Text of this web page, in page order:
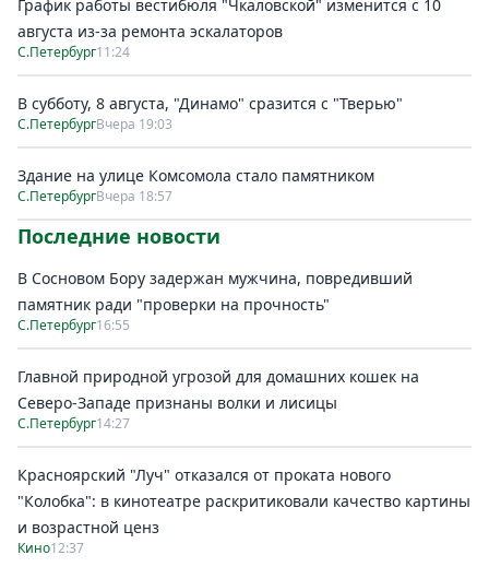
График работы вестибюля "Чкаловской" изменится с 10
августа из-за ремонта эскалаторов
С.Петербург11:24
В субботу, 8 августа, "Динамо" сразится с "Тверью"
С.ПетербургВчера 19:03
Здание на улице Комсомола стало памятником
С.ПетербургВчера 18:57
Последние новости
В Сосновом Бору задержан мужчина, повредивший
памятник ради "проверки на прочность"
С.Петербург16:55
Главной природной угрозой для домашних кошек на
Северо-Западе признаны волки и лисицы
С.Петербург14:27
Красноярский "Луч" отказался от проката нового
"Колобка": в кинотеатре раскритиковали качество картины
и возрастной ценз
Кино12:37